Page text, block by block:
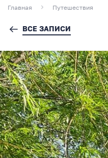
Главная Путешествия
ВСЕ ЗАПИСИ